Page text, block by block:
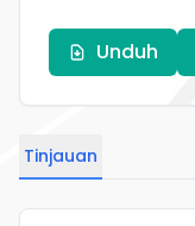
Unduh
Tinjauan